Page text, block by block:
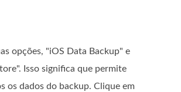
opções, "iOS Data Backup" e
Isso significa que permite
os dados do backup. Clique em